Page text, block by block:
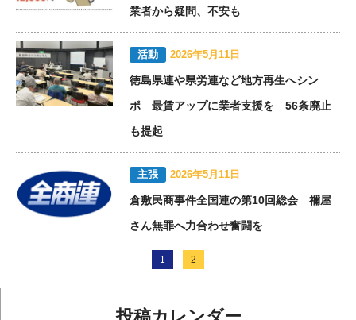
業者から疑問、不安も
活動 2026年5月11日
徳島県連や県労連など地方再生へシン
ポ 最賃アップに業者支援を 56条廃止
も提起
主張 2026年5月11日
倉敷民商事件全国連の第10回総会 禰屋
さん無罪へ力合わせ奮闘を
1 2